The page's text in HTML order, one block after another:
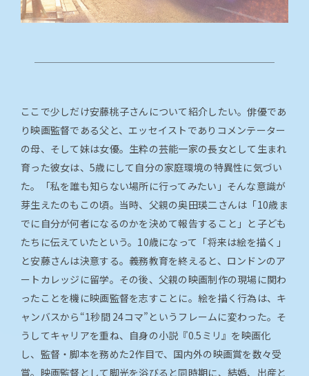
ここで少しだけ安藤桃子さんについて紹介したい。俳優であ
り映画監督である父と、エッセイストでありコメンテーター
の母、そして妹は女優。生粋の芸能一家の長女として生まれ
育った彼女は、5歳にして自分の家庭環境の特異性に気づい
た。「私を誰も知らない場所に行ってみたい」そんな意識が
芽生えたのもこの頃。当時、父親の奥田瑛二さんは「10歳ま
でに自分が何者になるのかを決めて報告すること」と子ども
たちに伝えていたという。10歳になって「将来は絵を描く」
と安藤さんは決意する。義務教育を終えると、ロンドンのア
ートカレッジに留学。その後、父親の映画制作の現場に関わ
ったことを機に映画監督を志すことに。絵を描く行為は、キ
ャンバスから“1秒間 24コマ”というフレームに変わった。そ
うしてキャリアを重ね、自身の小説『0.5ミリ』を映画化
し、監督・脚本を務めた2作目で、国内外の映画賞を数々受
賞。映画監督として脚光を浴びると同時期に、結婚、出産と